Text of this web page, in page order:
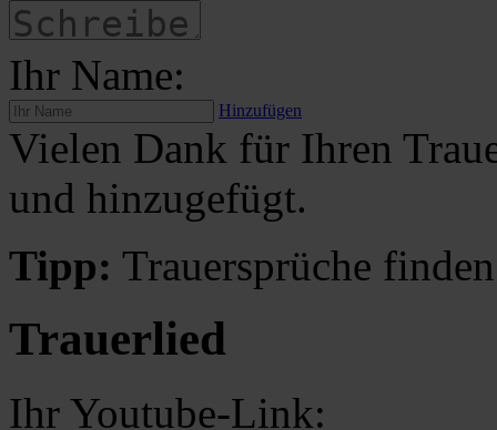
Ihr Name:
Hinzufügen
Vielen Dank für Ihren
und hinzugefügt.
Tipp: Trauersprüche
Trauerlied
Ihr Youtube-Link: